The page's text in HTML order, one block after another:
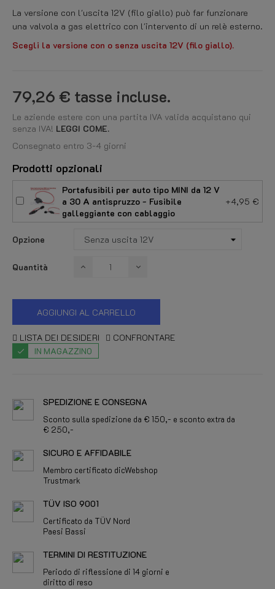
La versione con l'uscita 12V (filo giallo) può far funzionare
una valvola a gas elettrico con l'intervento di un relè esterno.
Scegli la versione con o senza uscita 12V (filo giallo).
79,26 € tasse incluse.
Le aziende estere con una partita IVA valida acquistano qui
senza IVA! LEGGI COME.
Consegnato entro 3-4 giorni
Prodotti opzionali
Portafusibili per auto tipo MINI da 12 V
a 30 A antispruzzo - Fusibile
galleggiante con cablaggio
+4,95 €
Opzione
Quantità
AGGIUNGI AL CARRELLO
LISTA DEI DESIDERI CONFRONTARE
IN MAGAZZINO
SPEDIZIONE E CONSEGNA
Sconto sulla spedizione da € 150,- e sconto extra da
€ 250,-
SICURO E AFFIDABILE
Membro certificato dicWebshop
Trustmark
TÜV ISO 9001
Certificato da TÜV Nord
Paesi Bassi
TERMINI DI RESTITUZIONE
Periodo di riflessione di 14 giorni e
diritto di reso